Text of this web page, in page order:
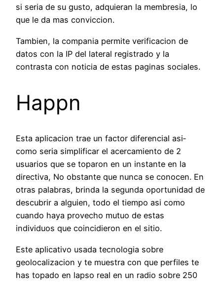
si seri­a de su gusto, adquieran la membresia, lo
que le da mas conviccion.
Tambien, la compania permite verificacion de
datos con la IP del lateral registrado y la
contrasta con noticia de estas paginas sociales.
Happn
Esta aplicacion trae un factor diferencial asi­
como seri­a simplificar el acercamiento de 2
usuarios que se toparon en un instante en la
directiva, No obstante que nunca se conocen. En
otras palabras, brinda la segunda oportunidad de
descubrir a alguien, todo el tiempo asi­ como
cuando haya provecho mutuo de estas
individuos que coincidieron en el sitio.
Este aplicativo usada tecnologia sobre
geolocalizacion y te muestra con que perfiles te
has topado en lapso real en un radio sobre 250